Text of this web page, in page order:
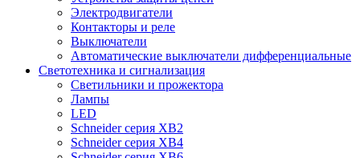
Электродвигатели
Контакторы и реле
Выключатели
Автоматические выключатели дифференциальные
Светотехника и сигнализация
Светильники и прожектора
Лампы
LED
Schneider серия XB2
Schneider серия XB4